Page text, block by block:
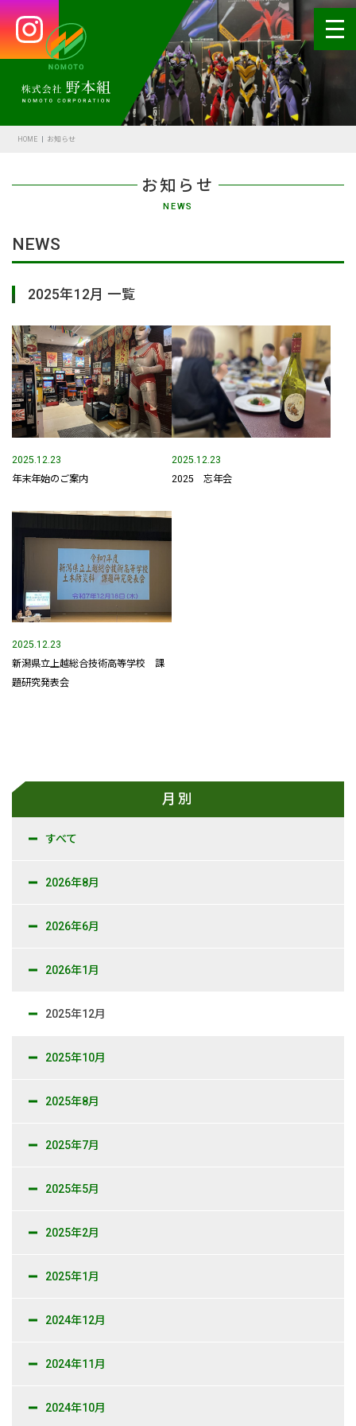
お知らせ
NEWS
HOME お知らせ
NEWS
2025年12月 一覧
2025.12.23
年末年始のご案内
2025.12.23
2025 忘年会
2025.12.23
新潟県立上越総合技術高等学校 課
題研究発表会
月別
すべて
2026年8月
2026年6月
2026年1月
2025年12月
2025年10月
2025年8月
2025年7月
2025年5月
2025年2月
2025年1月
2024年12月
2024年11月
2024年10月
HOME
代表あいさつ
会社概要・沿革
アクセス
SDGsの取組
事業内容
土木部門
融雪部門
アグリ事業部
採用情報
野本組紹介MOVIE
お問い合わせ